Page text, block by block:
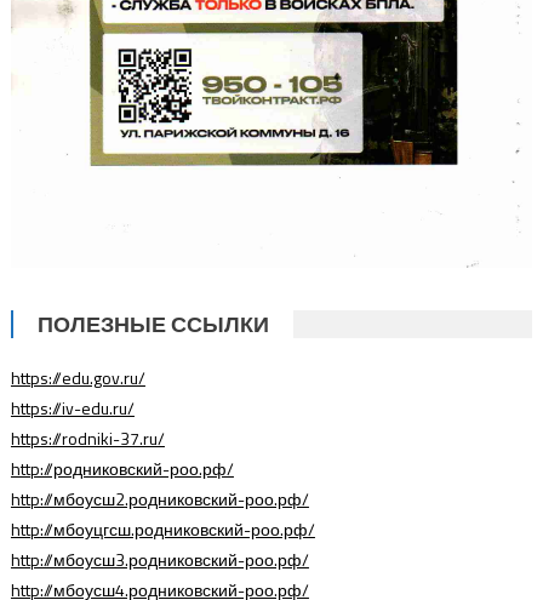
ПОЛЕЗНЫЕ ССЫЛКИ
https://edu.gov.ru/
https://iv-edu.ru/
https://rodniki-37.ru/
http://родниковский-роо.рф/
http://мбоусш2.родниковский-роо.рф/
http://мбоуцгсш.родниковский-роо.рф/
http://мбоусш3.родниковский-роо.рф/
http://мбоусш4.родниковский-роо.рф/